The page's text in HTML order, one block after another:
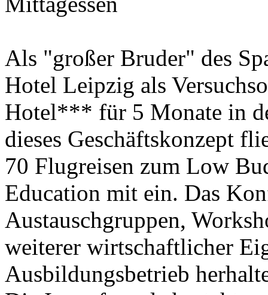
Als "großer Bruder" des
Hotel Leipzig als
Hotel*** für 5 Monate in
dieses Geschäftskonzept
70 Flugreisen zum Low
Education mit ein. Das
Austauschgruppen,
weiterer wirtschaftlicher
Ausbildungsbetrieb